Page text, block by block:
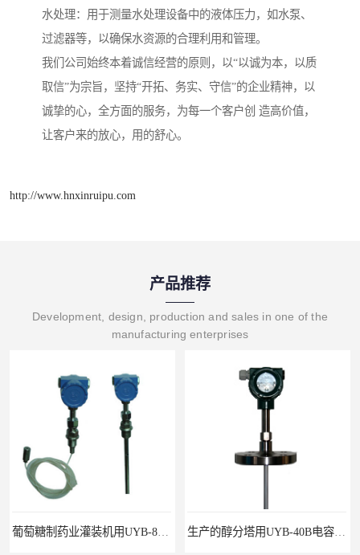
水处理：用于测量水处理设备中的液体压力，如水泵、
过滤器等，以确保水资源的合理利用和管理。
我们公司始终本着诚信经营的原则，以“以诚为本，以质
取信”为宗旨，坚持“开拓、务实、守信”的企业精神，以
诚挚的心，全方面的服务，为每一个客户创 造高价值，
让客户来的放心，用的舒心。
http://www.hnxinruipu.com
产品推荐
Development, design, production and sales in one of the
manufacturing enterprises